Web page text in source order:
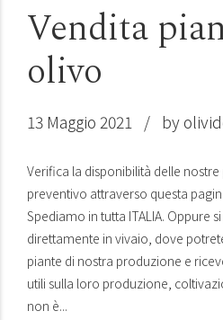
Vendita
olivo
13 Maggio 2021 by
Verifica la disponibilità delle
preventivo attraverso questa
Spediamo in tutta ITALIA. Oppure
direttamente in vivaio, dove
piante di nostra produzione e
utili sulla loro produzione,
non è...